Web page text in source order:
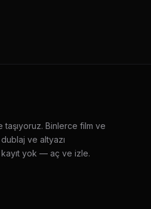
Binlerce film ve
ve altyazı
yok — aç ve izle.